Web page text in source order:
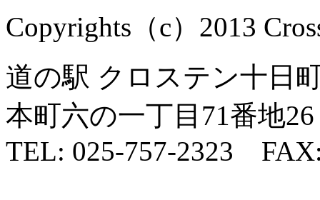
Copyrights（c）2013
道の駅 クロステン十日
本町六の一丁目71番地26
TEL: 025-757-2323